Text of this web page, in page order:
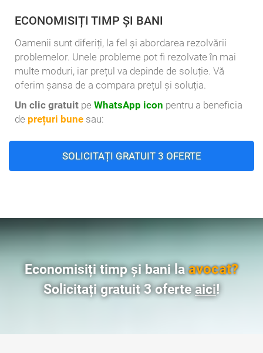
ECONOMISIȚI TIMP ȘI BANI
Oamenii sunt diferiți, la fel și abordarea rezolvării
problemelor. Unele probleme pot fi rezolvate în mai
multe moduri, iar prețul va depinde de soluție. Vă
oferim șansa de a compara prețul și soluția.
Un clic gratuit pe WhatsApp icon pentru a beneficia
de prețuri bune sau:
SOLICITAȚI GRATUIT 3 OFERTE
Economisiți timp și bani laavocat?
Solicitați gratuit 3 oferteaici!